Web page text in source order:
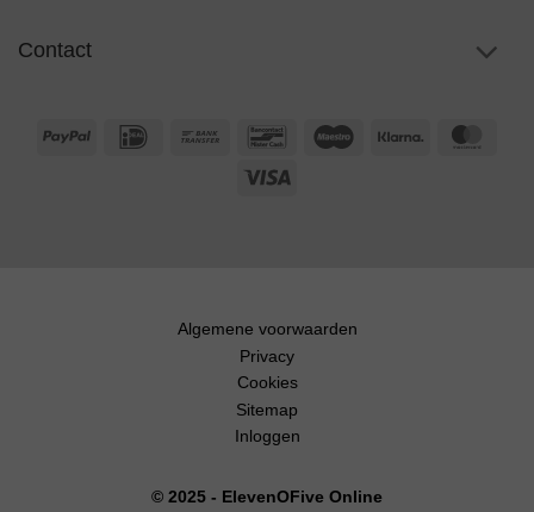
Contact
PayPal IDeal
Bank
BancontactMaestro Klarna
Algemene voorwaarden
Privacy
Cookies
Sitemap
Inloggen
© 2025 - ElevenOFive Online